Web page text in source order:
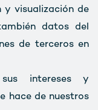
y visualización de
datos del
de terceros en
intereses y
hace de nuestros